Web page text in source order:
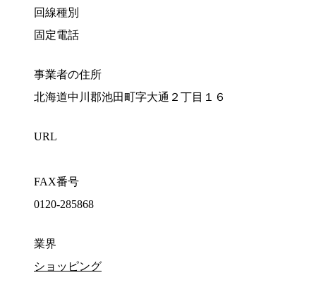
回線種別
固定電話
事業者の住所
北海道中川郡池田町字大通２丁目１６
URL
FAX番号
0120-285868
業界
ショッピング